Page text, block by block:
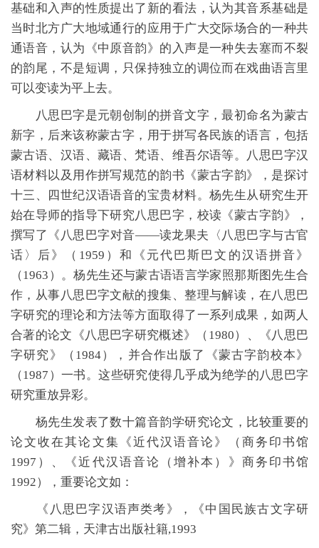
基础和入声的性质提出了新的看法，认为其音系基础是
当时北方广大地域通行的应用于广大交际场合的一种共
通语音，认为《中原音韵》的入声是一种失去塞而不裂
的韵尾，不是短调，只保持独立的调位而在戏曲语言里
可以变读为平上去。
八思巴字是元朝创制的拼音文字，最初命名为蒙古
新字，后来该称蒙古字，用于拼写各民族的语言，包括
蒙古语、汉语、藏语、梵语、维吾尔语等。八思巴字汉
语材料以及用作拼写规范的韵书《蒙古字韵》，是探讨
十三、四世纪汉语语音的宝贵材料。杨先生从研究生开
始在导师的指导下研究八思巴字，校读《蒙古字韵》，
撰写了《八思巴字对音——读龙果夫〈八思巴字与古官
话〉后》（1959）和《元代巴斯巴文的汉语拼音》
（1963）。杨先生还与蒙古语语言学家照那斯图先生合
作，从事八思巴字文献的搜集、整理与解读，在八思巴
字研究的理论和方法等方面取得了一系列成果，如两人
合著的论文《八思巴字研究概述》（1980）、《八思巴
字研究》（1984），并合作出版了《蒙古字韵校本》
（1987）一书。这些研究使得几乎成为绝学的八思巴字
研究重放异彩。
杨先生发表了数十篇音韵学研究论文，比较重要的
论文收在其论文集《近代汉语音论》（商务印书馆
1997）、《近代汉语音论（增补本）》商务印书馆
1992），重要论文如：
《八思巴字汉语声类考》，《中国民族古文字研
究》第二辑，天津古出版社籍,1993